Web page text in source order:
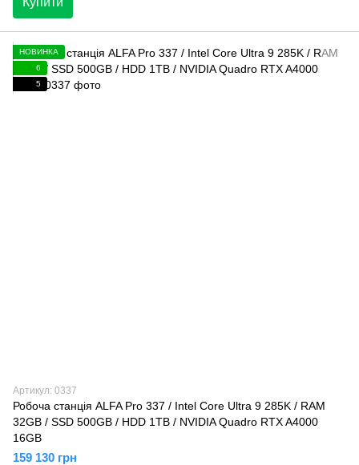
НОВИНКА
6
5
Артикул: 0337
Робоча станція ALFA Pro 337 / Intel Core Ultra 9 285K / RAM
32GB / SSD 500GB / HDD 1TB / NVIDIA Quadro RTX A4000
16GB
159 130 грн